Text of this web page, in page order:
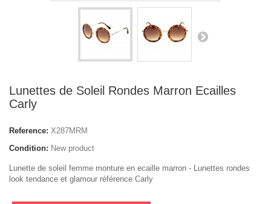
Lunettes de Soleil Rondes Marron Ecailles
Carly
Reference: X287MRM
Condition: New product
Lunette de soleil femme monture en ecaille marron - Lunettes rondes
look tendance et glamour référence Carly